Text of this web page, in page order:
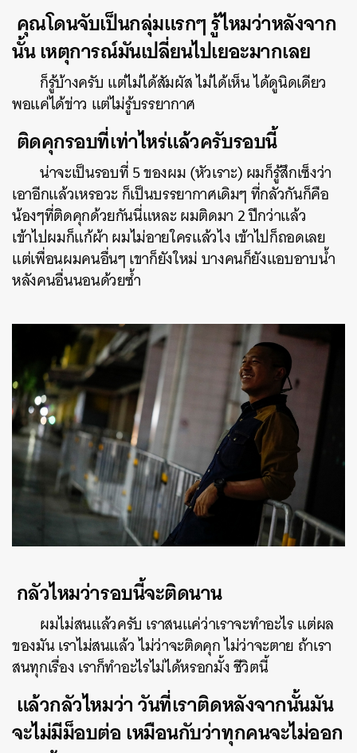
คุณโดนจับเป็นกลุ่มแรกๆ รู้ไหมว่าหลังจาก
นั้น เหตุการณ์มันเปลี่ยนไปเยอะมากเลย
ก็รู้บ้างครับ แต่ไม่ได้สัมผัส ไม่ได้เห็น ได้ดูนิดเดียว
พอแค่ได้ข่าว แต่ไม่รู้บรรยากาศ
ติดคุกรอบที่เท่าไหร่แล้วครับรอบนี้
น่าจะเป็นรอบที่ 5 ของผม (หัวเราะ) ผมก็รู้สึกเซ็งว่า
เอาอีกแล้วเหรอวะ ก็เป็นบรรยากาศเดิมๆ ที่กลัวกันก็คือ
น้องๆที่ติดคุกด้วยกันนี่แหละ ผมติดมา 2 ปีกว่าแล้ว
เข้าไปผมก็แก้ผ้า ผมไม่อายใครแล้วไง เข้าไปก็ถอดเลย
แต่เพื่อนผมคนอื่นๆ เขาก็ยังใหม่ บางคนก็ยังแอบอาบน้ำ
หลังคนอื่นนอนด้วยซ้ำ
กลัวไหมว่ารอบนี้จะติดนาน
ผมไม่สนแล้วครับ เราสนแค่ว่าเราจะทำอะไร แต่ผล
ของมัน เราไม่สนแล้ว ไม่ว่าจะติดคุก ไม่ว่าจะตาย ถ้าเรา
สนทุกเรื่อง เราก็ทำอะไรไม่ได้หรอกมั้ง ชีวิตนี้
แล้วกลัวไหมว่า วันที่เราติดหลังจากนั้นมัน
จะไม่มีม็อบต่อ เหมือนกับว่าทุกคนจะไม่ออก